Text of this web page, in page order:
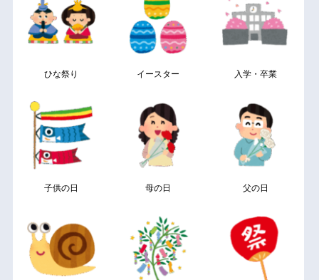
ひな祭り イースター 入学・卒業
子供の日 母の日 父の日